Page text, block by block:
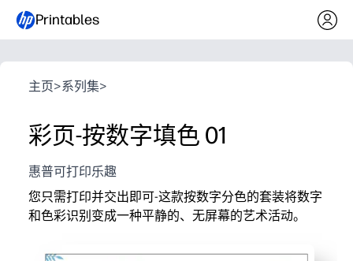
Printables
主页>系列集>
彩页-按数字填色 01
惠普可打印乐趣
您只需打印并交出即可-这款按数字分色的套装将数字
和色彩识别变成一种平静的、无屏幕的艺术活动。
零准备-打印一页然后去上午工作、集中或安静的时间